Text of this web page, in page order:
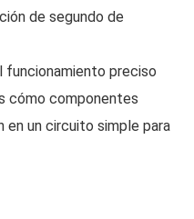
de segundo de
funcionamiento preciso
cómo componentes
un circuito simple para